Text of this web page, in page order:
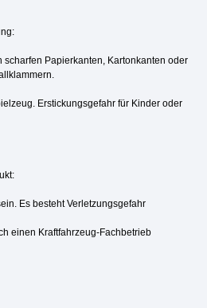
scharfen Papierkanten, Kartonkanten oder
Erstickungsgefahr für Kinder oder
Es besteht Verletzungsgefahr
einen Kraftfahrzeug-Fachbetrieb